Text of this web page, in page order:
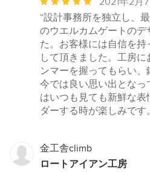
均
評
価：
5
つ
星
中
星
“設計事務所を独立し、
のウエルカムゲートのデ
た。お客様には自信を
して頂きました。工房
ンマーを握ってもらい
今では良い思い出とな
はいつも見ても新鮮な
ダーする時が楽しみです
金工舎climb
ロートアイアン工房